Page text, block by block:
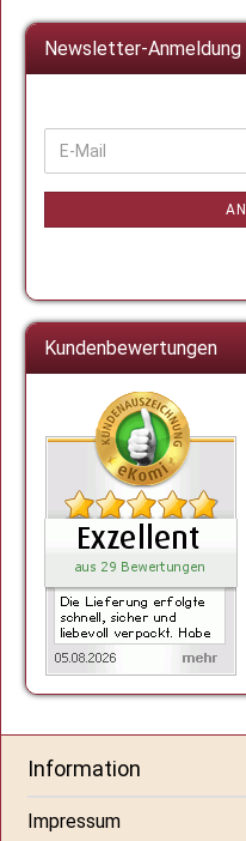
Newsletter-Anmeldung
WEITER
ZUR
NEWSLETTER-
E-
Mail
Kundenbewertungen
Information
Impressum